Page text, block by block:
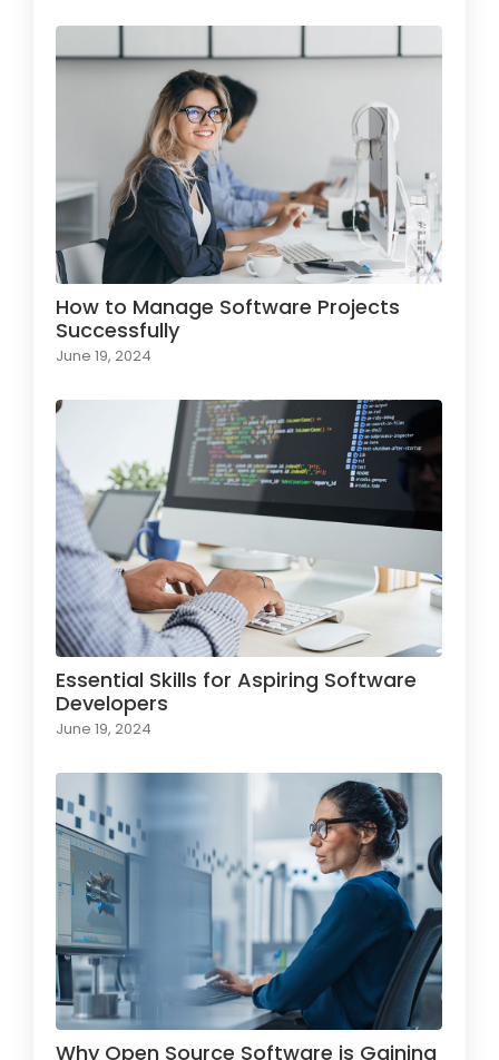
How to Manage Software Projects
Successfully
June 19, 2024
Essential Skills for Aspiring Software
Developers
June 19, 2024
Why Open Source Software is Gaining